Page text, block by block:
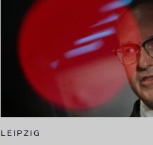
LEIPZIG